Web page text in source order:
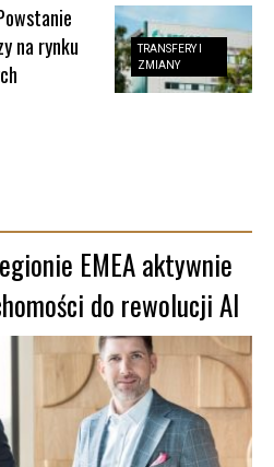
TRANSFERY I
ZMIANY
na rynku
EMEA aktywnie
do rewolucji AI